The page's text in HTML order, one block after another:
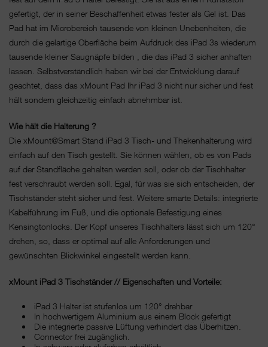
gefertigt, der in seiner Beschaffenheit etwas fester als Gel ist. Das
Pad hat im Microbereich tausende von kleinen Unebenheiten, die
durch die gelartige Oberfläche beim Aufdruck des iPad 3s wiederum
tausende kleiner Saugnäpfe bilden , die das iPad 3 sicher anhaften
lassen. Selbstverständlich haben wir bei der Entwicklung darauf
geachtet, dass das xMount Pad Ihr iPad 3 nicht nur sicher und fest
hält sondern gleichzeitig einfach abnehmbar ist.
Wie hält die Halterung ?
Die xMount@Smart Stand iPad 3 Tisch- und Thekenhalterung wird
einfach auf den Tisch gestellt. Sie können wählen, ob es von Pads
auf der Standfläche gehalten werden soll, oder ob der Tischhalter
fest verschraubt werden soll. Egal, für was sie sich entscheiden, der
Tischständer steht sicher und fest. Weitere smarte Details: integrierte
Kabelführung im Fuß, und die optionale Befestigung eines
Kensingtonlocks. Der Kopf unseres Tischhalters lässt sich um 120°
drehen, so, dass er optimal auf alle Anforderungen und
gewünschten Blickwinkel eingestellt werden kann.
xMount iPad 3 Tischständer // Eigenschaften und Vorteile:
iPad 3 Halter ist stufenlos um 120° drehbar
In hochwertigem Aluminium aus einem Block gefertigt
Die integrierte passive Lüftung verhindert das Überhitzen.
Connector frei zugänglich.